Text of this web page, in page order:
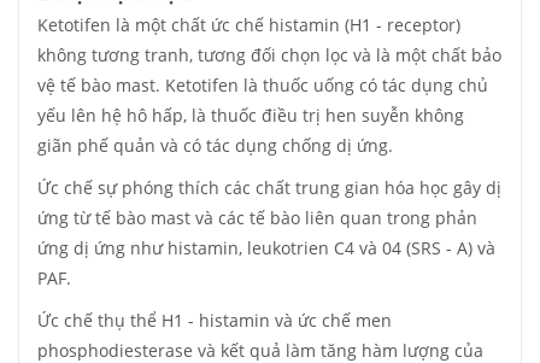
Ketotifen là một chất ức chế histamin (H1 - receptor)
không tương tranh, tương đối chọn lọc và là một chất bảo
vệ tế bào mast. Ketotifen là thuốc uống có tác dụng chủ
yếu lên hệ hô hấp, là thuốc điều trị hen suyễn không
giãn phế quản và có tác dụng chống dị ứng.
Ức chế sự phóng thích các chất trung gian hóa học gây dị
ứng từ tế bào mast và các tế bào liên quan trong phản
ứng dị ứng như histamin, leukotrien C4 và 04 (SRS - A) và
PAF.
Ức chế thụ thể H1 - histamin và ức chế men
phosphodiesterase và kết quả làm tăng hàm lượng của